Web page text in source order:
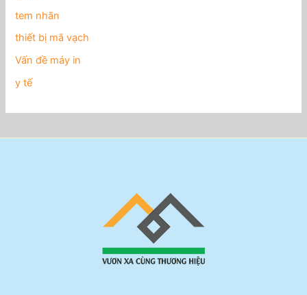
tem nhãn
thiết bị mã vạch
Vấn đề máy in
y tế